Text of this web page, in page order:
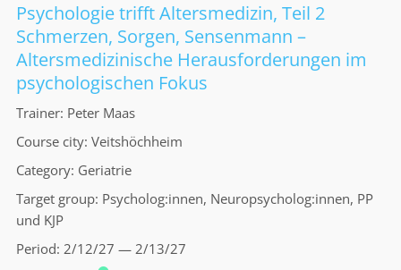
Psychologie trifft Altersmedizin, Teil 2
Schmerzen, Sorgen, Sensenmann –
Altersmedizinische Herausforderungen im
psychologischen Fokus
Trainer Peter Maas
Course city Veitshöchheim
Category Geriatrie
Target group Psycholog:innen, Neuropsycholog:innen, PP
und KJP
Period 2/12/27 — 2/13/27